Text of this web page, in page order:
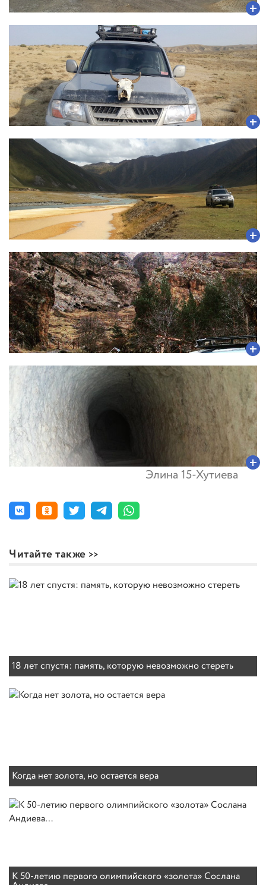
Элина 15-Хутиева
Читайте также
18 лет спустя: память, которую невозможно стереть
Когда нет золота, но остается вера
К 50-летию первого олимпийского «золота» Сослана